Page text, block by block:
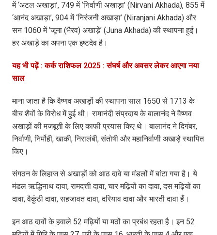
में ‘अटल अखाड़ा’, 749 में ‘निर्वाणी अखाड़ा’ (Nirvani Akhada), 855 में
‘आनंद अखाड़ा’, 904 में ‘निरंजनी अखाड़ा’ (Niranjani Akhada) और
सन 1060 में ‘जूना (भैरव) अखाड़े’ (Juna Akhada) की स्थापना हुई।
हर अखाड़े का अपना एक इष्टदेव है।
यह भी पढ़ें : कर्क राशिफल 2025 : संघर्ष और अवसर लेकर आएगा नया
साल
माना जाता है कि वैष्णव अखाड़ों की स्थापना साल 1650 से 1713 के
बीच शैवों के विरोध में हुई थी। रामानंदी संप्रदाय के बालानंद ने वैष्णव
अखाड़ों की मजबूती के लिए काफी प्रयास किए थे। बालानंद ने दिगंबर,
निर्वाणी, निर्मोही, खाकी, निरालंबी, संतोषी और महानिर्वाणी अखाड़े स्थापित
किए।
संगठन के लिहाज से अखाड़ों को आठ दावे या मंडलों में बांटा गया है। ये
मंडल ऋद्धिनाथ दावा, रामदत्ती दावा, चार मढ़ियों का दावा, दस मढ़ियों का
दावा, वैकुंठी दावा, सहजावत दावा, दरियाव दावा और भारती दावा हैं।
इन आठ दावों के हवाले 52 मढ़ियों या मठों का प्रबंध रहता है। इन 52